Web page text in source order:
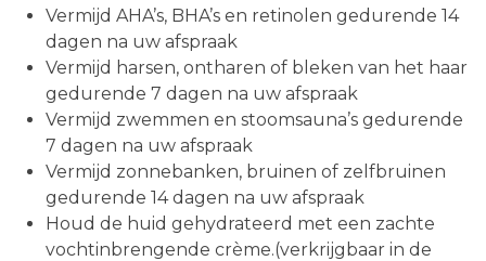
Vermijd AHA’s, BHA’s en retinolen gedurende 14
dagen na uw afspraak
Vermijd harsen, ontharen of bleken van het haar
gedurende 7 dagen na uw afspraak
Vermijd zwemmen en stoomsauna’s gedurende
7 dagen na uw afspraak
Vermijd zonnebanken, bruinen of zelfbruinen
gedurende 14 dagen na uw afspraak
Houd de huid gehydrateerd met een zachte
vochtinbrengende crème.(verkrijgbaar in de